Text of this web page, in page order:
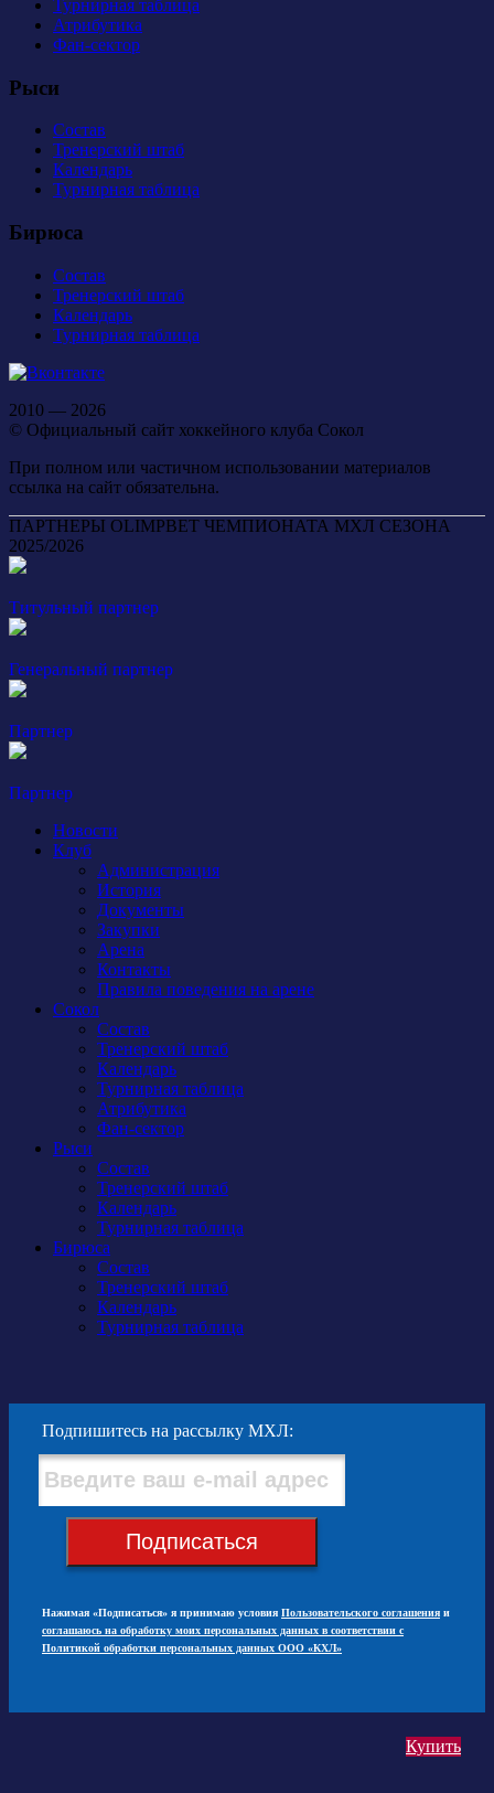
Купить
Турнирная таблица
Атрибутика
Фан-сектор
Рыси
Состав
Тренерский штаб
Календарь
Турнирная таблица
Бирюса
Состав
Тренерский штаб
Календарь
Турнирная таблица
2010 — 2026
© Официальный сайт хоккейного клуба Сокол
При полном или частичном использовании материалов
ссылка на сайт обязательна.
ПАРТНЕРЫ OLIMPBET ЧЕМПИОНАТА МХЛ СЕЗОНА
2025/2026
Титульный партнер
Генеральный партнер
Партнер
Партнер
Новости
Клуб
Администрация
История
Документы
Закупки
Арена
Контакты
Правила поведения на арене
Сокол
Состав
Тренерский штаб
Календарь
Турнирная таблица
Атрибутика
Фан-сектор
Рыси
Состав
Тренерский штаб
Календарь
Турнирная таблица
Бирюса
Состав
Тренерский штаб
Календарь
Турнирная таблица
Подпишитесь на рассылку МХЛ:
Подписаться
Нажимая «Подписаться» я принимаю условия Пользовательского соглашения и
соглашаюсь на обработку моих персональных данных в соответствии с
Политикой обработки персональных данных ООО «КХЛ»